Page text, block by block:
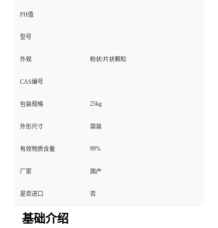
PH值
型号
外观 粉状/片状颗粒
CAS编号
包装规格 25kg
外形尺寸 袋装
有效物质含量 99%
厂家 国产
是否进口 否
基础介绍